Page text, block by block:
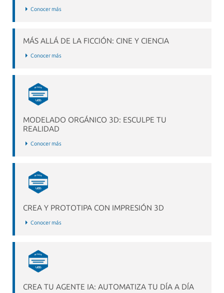
Conocer más
MÁS ALLÁ DE LA FICCIÓN: CINE Y CIENCIA
Conocer más
MODELADO ORGÁNICO 3D: ESCULPE TU
REALIDAD
Conocer más
CREA Y PROTOTIPA CON IMPRESIÓN 3D
Conocer más
CREA TU AGENTE IA: AUTOMATIZA TU DÍA A DÍA